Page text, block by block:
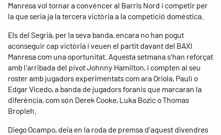
Manresa vol tornar a convèncer al Barris Nord i competir per
la que seria ja la tercera victòria a la competició domèstica.
Els del Segrià, per la seva banda, encara no han pogut
aconseguir cap victòria i veuen el partit davant del BAXI
Manresa com una oportunitat. Aquesta setmana s'han reforçat
amb l'arribada del pivot Johnny Hamilton, i compten al seu
roster amb jugadors experimentats com ara Oriola, Paulí o
Edgar Vicedo, a banda de jugadors foranis que marcaran la
diferència, com són Derek Cooke, Luka Bozic o Thomas
Bropleh.
Diego Ocampo, deia en la roda de premsa d'aquest divendres